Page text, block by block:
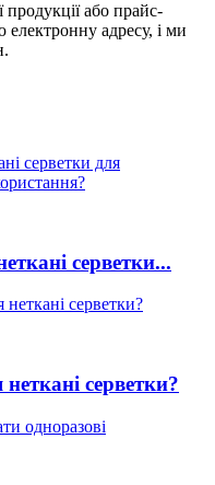
або прайс-
адресу, і ми
серветки...
серветки?